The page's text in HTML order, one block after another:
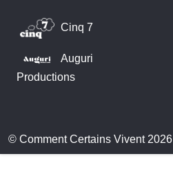
Cinq 7
Auguri
Productions
© Comment Certains Vivent 2026